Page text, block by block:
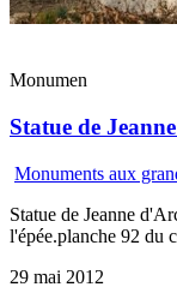
Monumen
Statue de
Monuments aux
Statue de Jeanne
l'épée.planche 92 du
29 mai 2012